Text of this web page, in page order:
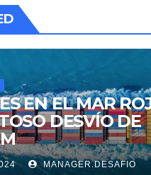
EN EL MAR
DESVÍO DE
MANAGER.DESAFIO